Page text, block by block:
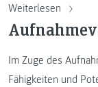
Weiterlesen
Im Zuge des
Fähigkeiten und